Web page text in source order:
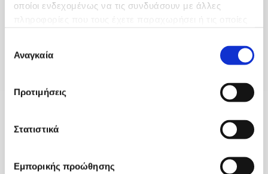
οποίοι ενδεχομένως να τις συνδυάσουν με άλλες
συγκατάθεσης
Αναγκαία
Προτιμήσεις
Στατιστικά
Εμπορικής προώθησης
ΟΡΘΟΠΑΙΔΙΚΟΙ ΧΕΙΡΟΥΡΓΟΙ
Γενικές Πληροφορίες
Σχετικά με Εμάς
Ιατροί